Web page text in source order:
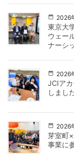
2026
東京大
ウェー
ナーシ
2026
JCIア
しまし
2026
芽室町
事業に